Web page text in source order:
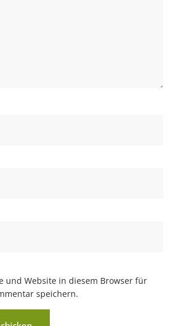
und Website in diesem Browser für
speichern.